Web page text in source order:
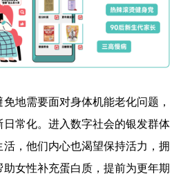
地需要面对身体机能老化问题，
常化。进入数字社会的银发群体
，他们内心也渴望保持活力，拥
女性补充蛋白质，提前为更年期